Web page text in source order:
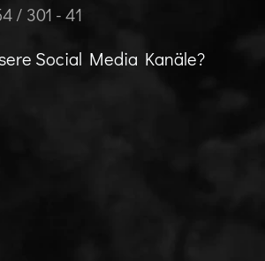
/ 301 - 41
Social Media Kanäle?